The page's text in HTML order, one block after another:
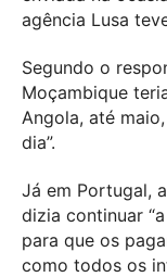
agência Lusa
Segundo o
Moçambique
Angola, até
dia”.
Já em Portugal,
dizia continuar
para que os
como todos os